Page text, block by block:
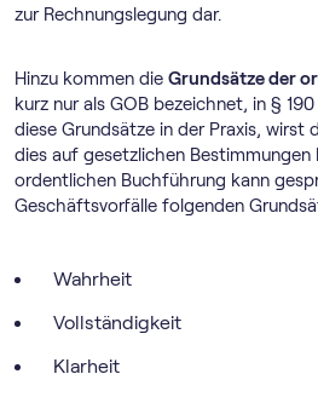
zur Rechnungslegung dar.
Hinzu kommen die Grundsätze der
kurz nur als GOB bezeichnet, in §
diese Grundsätze in der Praxis, wirst
dies auf gesetzlichen Bestimmungen
ordentlichen Buchführung kann
Geschäftsvorfälle folgenden
Wahrheit
Vollständigkeit
Klarheit